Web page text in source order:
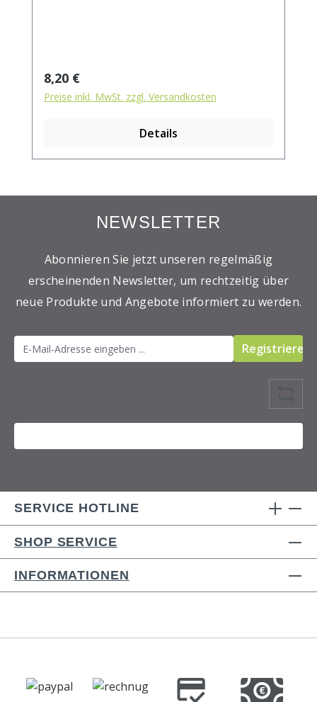
Regulärer Preis:
8,20 €
Preise inkl. MwSt. zzgl. Versandkosten
Details
NEWSLETTER
Abonnieren Sie jetzt unseren regelmäßig
erscheinenden Newsletter, um rechtzeitig über
neue Produkte und Angebote informiert zu werden.
Registrieren
SERVICE HOTLINE
SHOP SERVICE
INFORMATIONEN